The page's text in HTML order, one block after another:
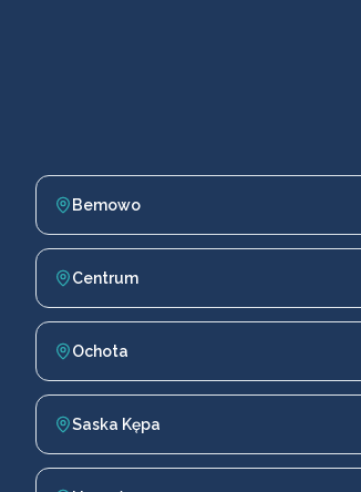
Bemowo
Centrum
Ochota
Saska Kępa